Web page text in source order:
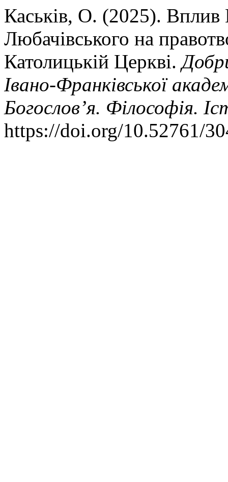
Каськів, О. (2025). Вплив
Любачівського на
Католицькій Церкві.
Івано-Франківської
Богослов’я. Філософія.
https://doi.org/10.52761/